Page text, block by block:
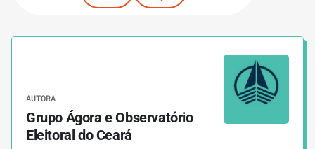
AUTORA
Grupo Ágora e Observatório
Eleitoral do Ceará